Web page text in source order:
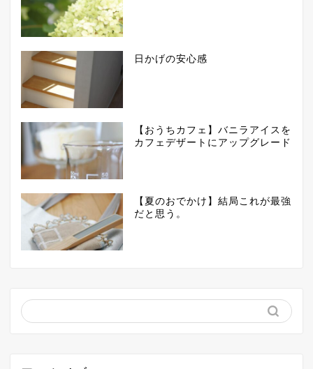
日かげの安心感
【おうちカフェ】バニラアイスを
カフェデザートにアップグレード
【夏のおでかけ】結局これが最強
だと思う。